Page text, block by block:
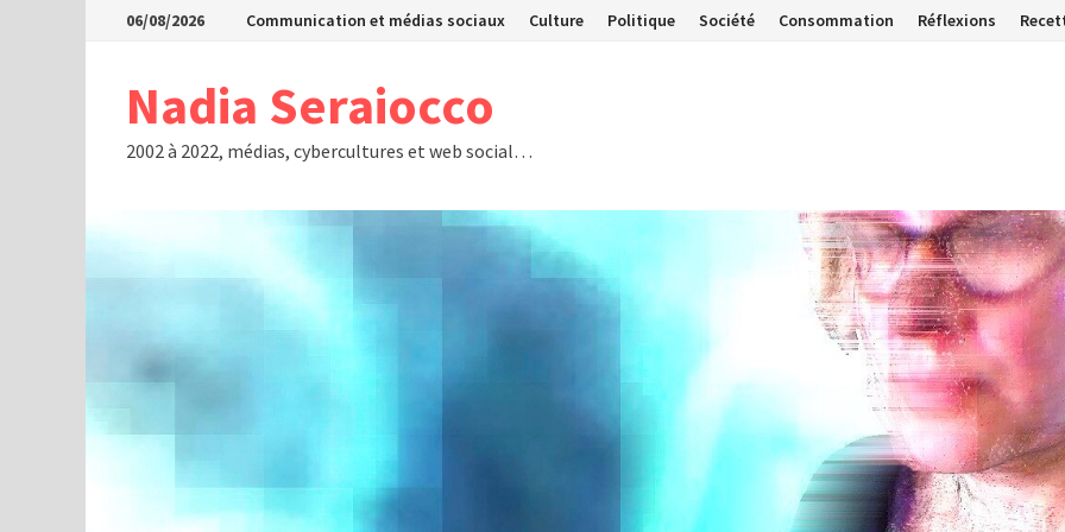
Passer06/08/2026 Communication et médias sociaux Culture Politique Société Consommation Réflexions
Nadia Seraiocco
2002 à 2022, médias, cybercultures et web social…